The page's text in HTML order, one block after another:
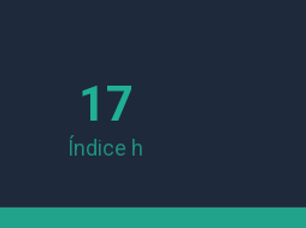
17
Índice h